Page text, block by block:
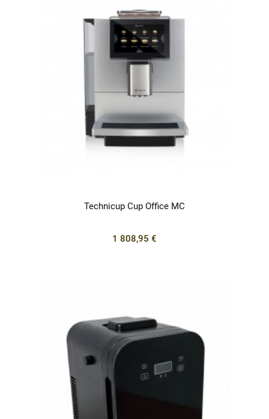
Technicup Cup Office MC
1 808,95 €